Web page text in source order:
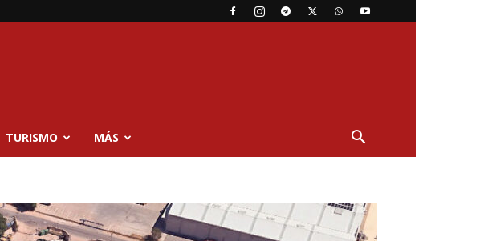
TURISMO MÁS